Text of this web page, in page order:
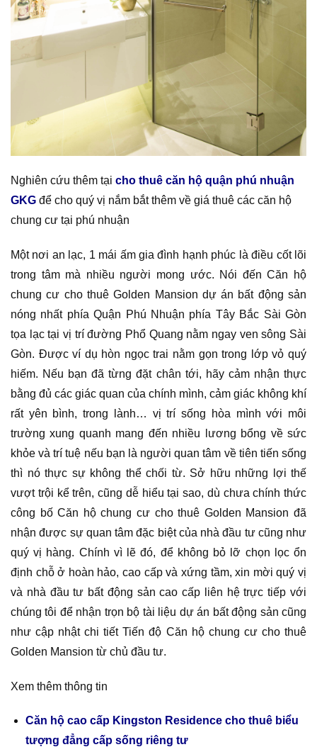
Nghiên cứu thêm tại cho thuê căn hộ quận phú nhuận
GKG để cho quý vị nắm bắt thêm về giá thuê các căn hộ
chung cư tại phú nhuận
Một nơi an lạc, 1 mái ấm gia đình hạnh phúc là điều cốt lõi
trong tâm mà nhiều người mong ước. Nói đến Căn hộ
chung cư cho thuê Golden Mansion dự án bất động sản
nóng nhất phía Quận Phú Nhuận phía Tây Bắc Sài Gòn
tọa lạc tại vị trí đường Phổ Quang nằm ngay ven sông Sài
Gòn. Được ví dụ hòn ngọc trai nằm gọn trong lớp vỏ quý
hiếm. Nếu bạn đã từng đặt chân tới, hãy cảm nhận thực
bằng đủ các giác quan của chính mình, cảm giác không khí
rất yên bình, trong lành… vị trí sống hòa mình với môi
trường xung quanh mang đến nhiều lương bổng về sức
khỏe và trí tuệ nếu bạn là người quan tâm về tiên tiến sống
thì nó thực sự không thể chối từ. Sở hữu những lợi thế
vượt trội kể trên, cũng dễ hiểu tại sao, dù chưa chính thức
công bố Căn hộ chung cư cho thuê Golden Mansion đã
nhận được sự quan tâm đặc biệt của nhà đầu tư cũng như
quý vị hàng. Chính vì lẽ đó, để không bỏ lỡ chọn lọc ổn
định chỗ ở hoàn hảo, cao cấp và xứng tầm, xin mời quý vị
và nhà đầu tư bất động sản cao cấp liên hệ trực tiếp với
chúng tôi để nhận trọn bộ tài liệu dự án bất động sản cũng
như cập nhật chi tiết Tiến độ Căn hộ chung cư cho thuê
Golden Mansion từ chủ đầu tư.
Xem thêm thông tin
Căn hộ cao cấp Kingston Residence cho thuê biểu
tượng đẳng cấp sống riêng tư